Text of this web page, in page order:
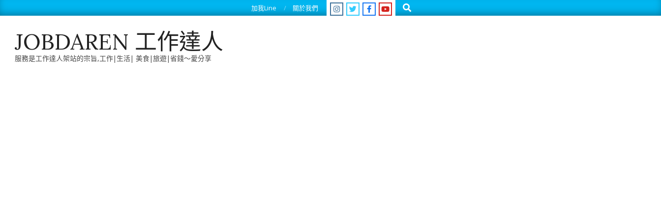
to
加我Line 關於我們 Search
JOBDAREN 工作達人
服務是工作達人架站的宗旨,工作|生活| 美食|旅遊|省錢～愛分享